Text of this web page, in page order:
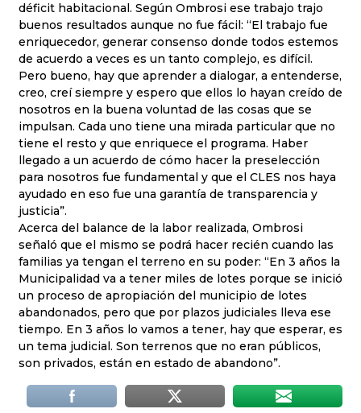
déficit habitacional. Según Ombrosi ese trabajo trajo
buenos resultados aunque no fue fácil: “El trabajo fue
enriquecedor, generar consenso donde todos estemos
de acuerdo a veces es un tanto complejo, es difícil.
Pero bueno, hay que aprender a dialogar, a entenderse,
creo, creí siempre y espero que ellos lo hayan creído de
nosotros en la buena voluntad de las cosas que se
impulsan. Cada uno tiene una mirada particular que no
tiene el resto y que enriquece el programa. Haber
llegado a un acuerdo de cómo hacer la preselección
para nosotros fue fundamental y que el CLES nos haya
ayudado en eso fue una garantía de transparencia y
justicia”.
Acerca del balance de la labor realizada, Ombrosi
señaló que el mismo se podrá hacer recién cuando las
familias ya tengan el terreno en su poder: “En 3 años la
Municipalidad va a tener miles de lotes porque se inició
un proceso de apropiación del municipio de lotes
abandonados, pero que por plazos judiciales lleva ese
tiempo. En 3 años lo vamos a tener, hay que esperar, es
un tema judicial. Son terrenos que no eran públicos,
son privados, están en estado de abandono”.